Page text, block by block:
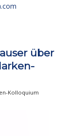
über
Kolloquium